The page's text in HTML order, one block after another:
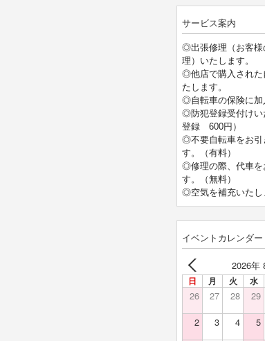
サービス案内
◎出張修理（お客様
理）いたします。
◎他店で購入された
たします。
◎自転車の保険に加
◎防犯登録受付けい
登録 600円）
◎不要自転車をお引
す。（有料）
◎修理の際、代車を
す。（無料）
◎空気を補充いたし
イベントカレンダー
2026年
日 月 火 水
26 27 28 29
2
3 4 5